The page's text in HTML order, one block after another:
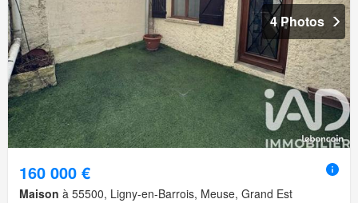
4 Photos
160 000 €
Maison à 55500, Ligny-en-Barrois, Meuse, Grand Est